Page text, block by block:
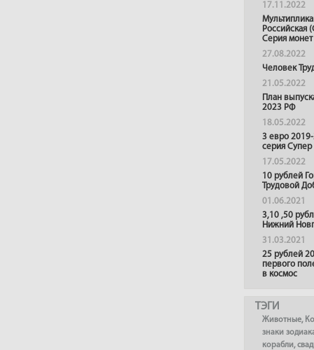
17.11.2022
Российская
Серия монет
27.08.2022
Человек
21.05.2022
План
2023 РФ
18.05.2022
3 евро
серия
17.05.2022
10 рублей
Трудовой
01.06.2021
3,10 ,50
Нижний
31.03.2021
25 рублей
первого
в космос
ТЭГИ
Животные,
знаки
корабли,